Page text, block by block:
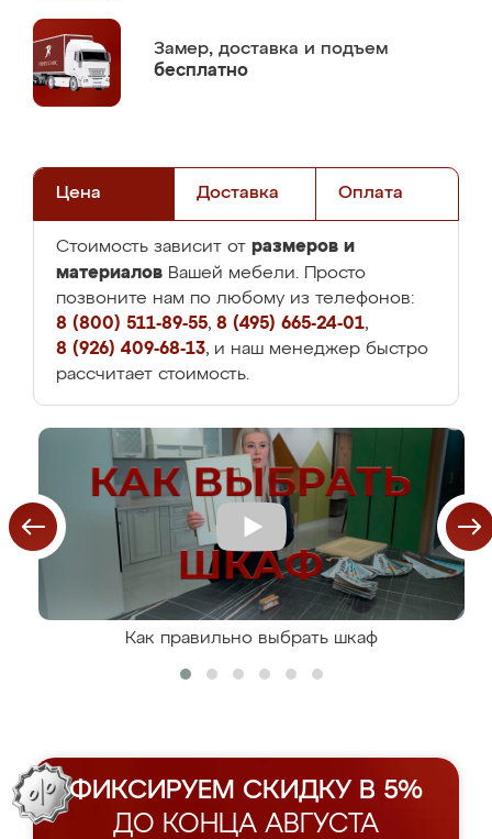
Замер, доставка и подъем
бесплатно
Цена Доставка Оплата
Стоимость зависит от размеров и
материалов Вашей мебели. Просто
позвоните нам по любому из телефонов:
8 (800) 511-89-55, 8 (495) 665-24-01,
8 (926) 409-68-13, и наш менеджер быстро
рассчитает стоимость.
Как правильно выбрать шкаф
ФИКСИРУЕМ СКИДКУ В 5%
ДО КОНЦА АВГУСТА